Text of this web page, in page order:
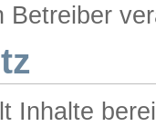
Betreiber
Inhalte